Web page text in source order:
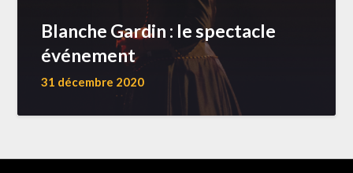
Blanche Gardin : le spectacle
événement
31 décembre 2020